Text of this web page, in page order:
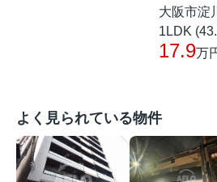
大阪市淀
1LDK
17.9万
よく見られている物件